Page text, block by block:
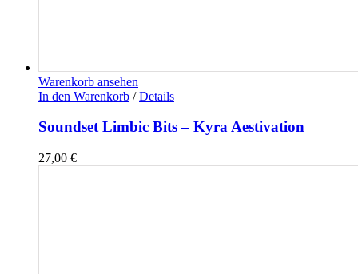
Warenkorb ansehen
In den Warenkorb / Details
Soundset Limbic Bits – Kyra Aestivation
27,00 €